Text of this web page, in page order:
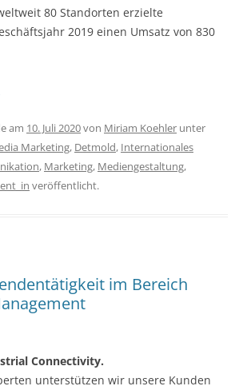
80 Standorten erzielte
2019 einen Umsatz von 830
am 10. Juli 2020von Miriam Koehler unter
Marketing, Detmold, Internationales
, Marketing, Mediengestaltung,
veröffentlicht.
im Bereich
Connectivity.
unterstützen wir unsere Kunden